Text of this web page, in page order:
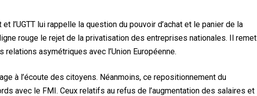
l’UGTT lui rappelle la question du pouvoir d’achat et le panier de la
rouge le rejet de la privatisation des entreprises nationales. Il remet
asymétriques avec l’Union Européenne.
à l’écoute des citoyens. Néanmoins, ce repositionnement du
avec le FMI. Ceux relatifs au refus de l’augmentation des salaires et